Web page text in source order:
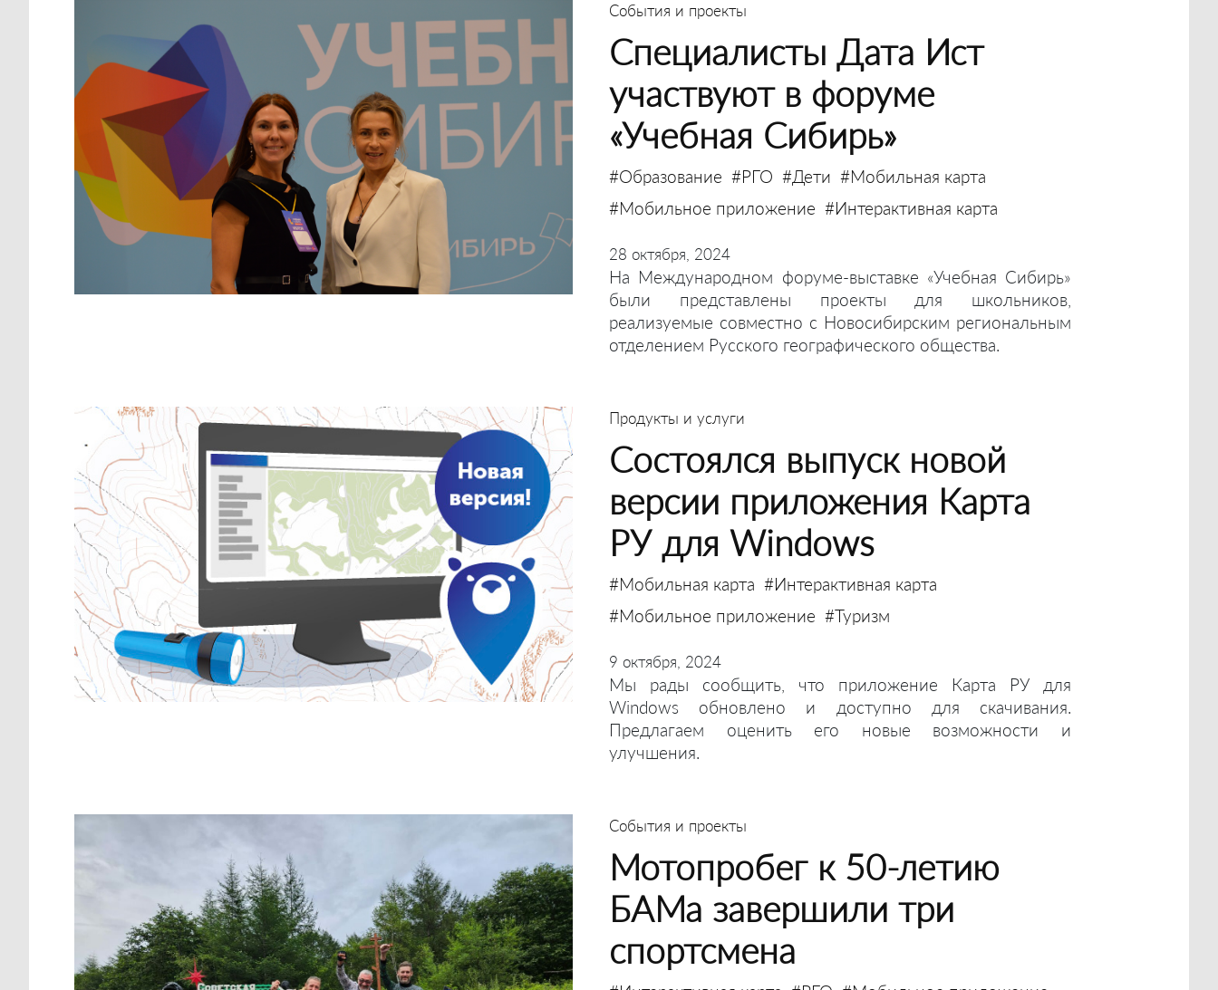
События и проекты
Специалисты Дата Ист
участвуют в форуме
«Учебная Сибирь»
#Образование #РГО #Дети #Мобильная карта
#Мобильное приложение #Интерактивная карта
28 октября, 2024
На Международном форуме-выставке «Учебная Сибирь»
были представлены проекты для школьников,
реализуемые совместно с Новосибирским региональным
отделением Русского географического общества.
Продукты и услуги
Состоялся выпуск новой
версии приложения Карта
РУ для Windows
#Мобильная карта #Интерактивная карта
#Мобильное приложение #Туризм
9 октября, 2024
Мы рады сообщить, что приложение Карта РУ для
Windows обновлено и доступно для скачивания.
Предлагаем оценить его новые возможности и
улучшения.
События и проекты
Мотопробег к 50-летию
БАМа завершили три
спортсмена